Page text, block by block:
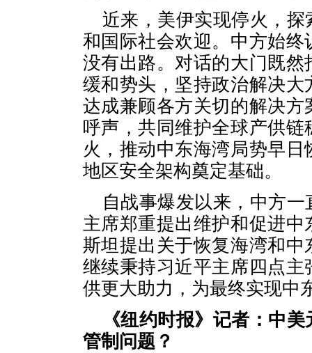
近来，美伊实现停火，
和国际社会欢迎。中方始
没有出路。对话的大门既
缓和势头，坚持政治解决
达成兼顾各方关切的解决
呼声，共同维护全球产供
火，推动中东海湾局势早
地区安全架构奠定基础。
自战事爆发以来，中方
主席郑重提出维护和促进
斯坦提出关于恢复海湾和
继续秉持习近平主席四点
供更大助力，为最终实现中
《纽约时报》记者：中
管制问题？